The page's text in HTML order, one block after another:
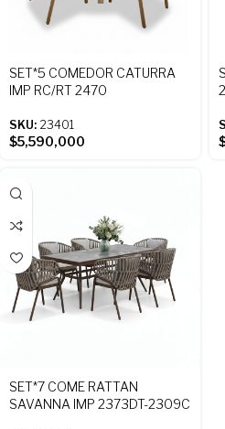
SET*5 COMEDOR CATURRA
IMP RC/RT 2470
SKU: 23401
$5,590,000
SET*7 COME RATTAN
SAVANNA IMP 2373DT-2309C